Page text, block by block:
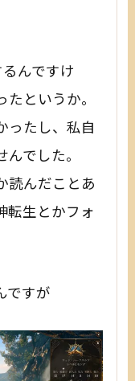
んですけ
というか。
ったし、私自
でした。
読んだことあ
転生とかフォ
ですが